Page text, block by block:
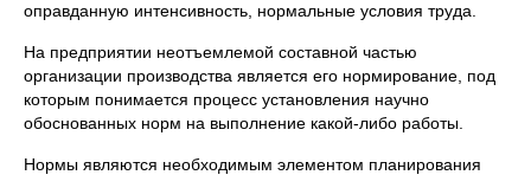
оправданную интенсивность, нормальные условия труда.
На предприятии неотъемлемой составной частью
организации производства является его нормирование, под
которым понимается процесс установления научно
обоснованных норм на выполнение какой-либо работы.
Нормы являются необходимым элементом планирования